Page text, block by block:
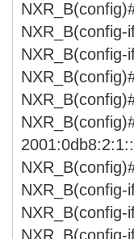
NXR_B(config-
NXR_B(config-